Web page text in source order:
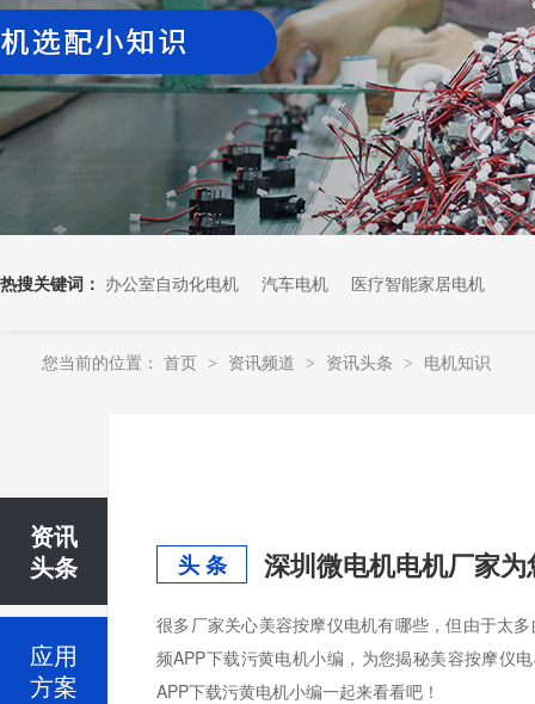
热搜关键词： 办公室自动化电机 汽车电机 医疗智能家居电机
您当前的位置： 首页 > 资讯频道 > 资讯头条 > 电机知识
头 条 深圳微电机电机厂家
很多厂家关心美容按摩仪电机有哪些，但由于太
频APP下载污黄电机小编，为您揭秘美容按摩仪
APP下载污黄电机小编一起来看看吧！
资讯
头条
应用
方案